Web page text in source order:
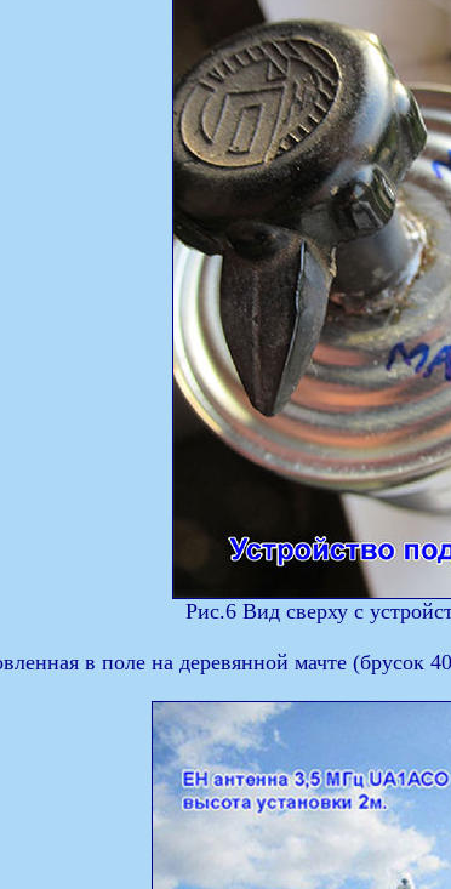
Рис.6 Вид сверху с
в поле на деревянной мачте (брусок